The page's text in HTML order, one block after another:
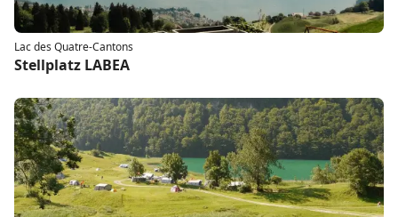
Lac des Quatre-Cantons
Stellplatz LABEA